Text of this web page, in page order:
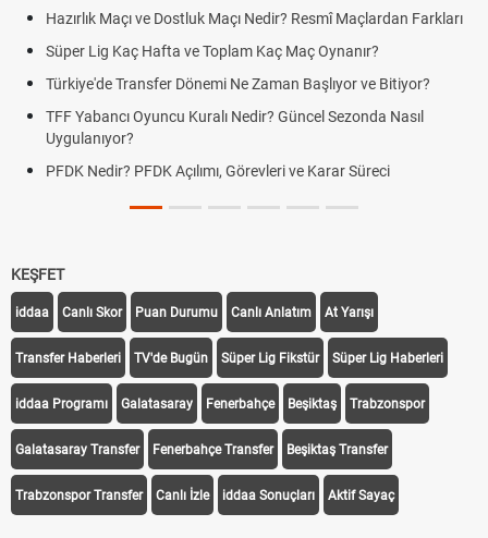
Hazırlık Maçı ve Dostluk Maçı Nedir? Resmî Maçlardan Farkları
Süper Lig Kaç Hafta ve Toplam Kaç Maç Oynanır?
Türkiye'de Transfer Dönemi Ne Zaman Başlıyor ve Bitiyor?
TFF Yabancı Oyuncu Kuralı Nedir? Güncel Sezonda Nasıl
Uygulanıyor?
PFDK Nedir? PFDK Açılımı, Görevleri ve Karar Süreci
KEŞFET
iddaa Canlı Skor Puan Durumu Canlı Anlatım At Yarışı
Transfer Haberleri TV'de Bugün Süper Lig Fikstür Süper Lig Haberleri
iddaa Programı Galatasaray Fenerbahçe Beşiktaş Trabzonspor
Galatasaray Transfer Fenerbahçe Transfer Beşiktaş Transfer
Trabzonspor Transfer Canlı İzle iddaa Sonuçları Aktif Sayaç